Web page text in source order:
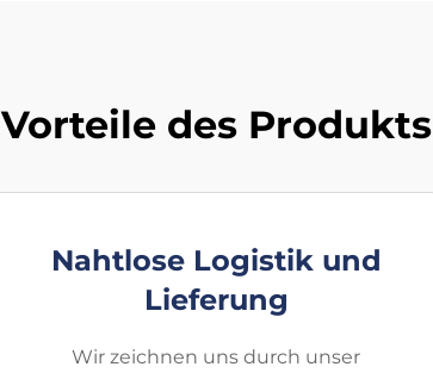
Vorteile des Produkts
Nahtlose Logistik und
Lieferung
Wir zeichnen uns durch unser